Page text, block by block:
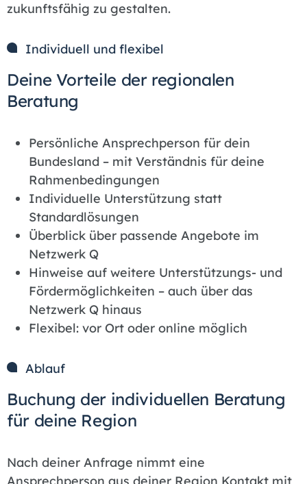
zukunftsfähig zu gestalten.
Individuell und flexibel
Deine Vorteile der regionalen
Beratung
Persönliche Ansprechperson für dein
Bundesland – mit Verständnis für deine
Rahmenbedingungen
Individuelle Unterstützung statt
Standardlösungen
Überblick über passende Angebote im
Netzwerk Q
Hinweise auf weitere Unterstützungs- und
Fördermöglichkeiten – auch über das
Netzwerk Q hinaus
Flexibel: vor Ort oder online möglich
Ablauf
Buchung der individuellen Beratung
für deine Region
Nach deiner Anfrage nimmt eine